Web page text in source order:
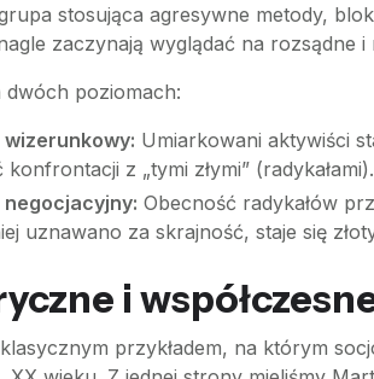
stosująca agresywne metody,
zaczynają wyglądać na rozsądne
dwóch poziomach:
wizerunkowy: Umiarkowani aktywiści
konfrontacji z „tymi złymi” (radykałami).
negocjacyjny: Obecność radykałów
uznawano za skrajność, staje się
i
przykładem, na którym